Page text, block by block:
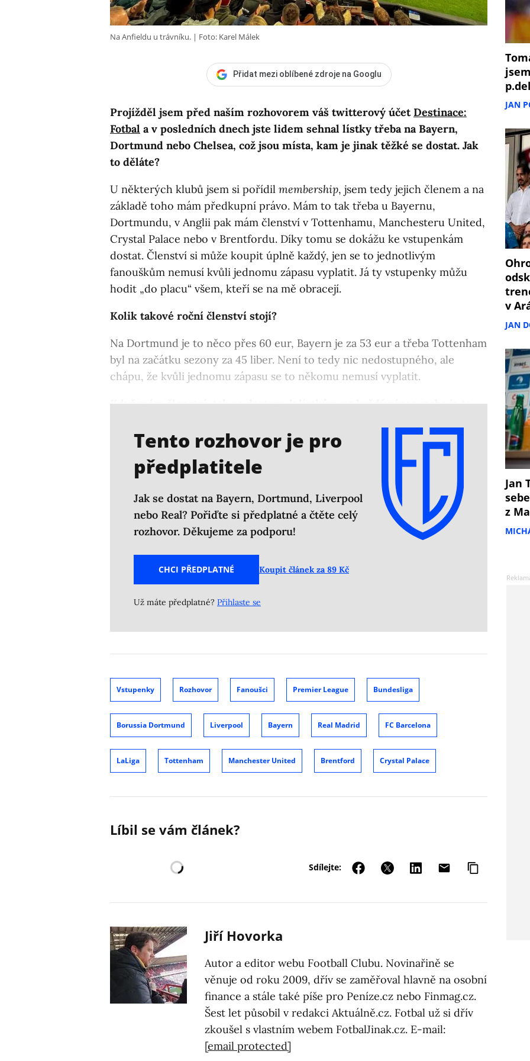
Na Anfieldu u trávníku. Foto: Karel Málek
Přidat mezi oblíbené zdroje na Googlu
Projížděl jsem před naším rozhovorem váš twitterový účet Destinace:
Fotbal a v posledních dnech jste lidem sehnal lístky třeba na Bayern,
Dortmund nebo Chelsea, což jsou místa, kam je jinak těžké se dostat. Jak
to děláte?
U některých klubů jsem si pořídil membership, jsem tedy jejich členem a na
základě toho mám předkupní právo. Mám to tak třeba u Bayernu,
Dortmundu, v Anglii pak mám členství v Tottenhamu, Manchesteru United,
Crystal Palace nebo v Brentfordu. Díky tomu se dokážu ke vstupenkám
dostat. Členství si může koupit úplně každý, jen se to jednotlivým
fanouškům nemusí kvůli jednomu zápasu vyplatit. Já ty vstupenky můžu
hodit „do placu“ všem, kteří se na mě obracejí.
Kolik takové roční členství stojí?
Na Dortmund je to něco přes 60 eur, Bayern je za 53 eur a třeba Tottenham
byl na začátku sezony za 45 liber. Není to tedy nic nedostupného, ale
chápu, že kvůli jednomu zápasu se to někomu nemusí vyplatit.
Když mám členství, tak se dostanu k lístkům na každý zápas, nebo je to
Tento rozhovor je pro
předplatitele
Jak se dostat na Bayern, Dortmund, Liverpool
nebo Real? Pořiďte si předplatné a čtěte celý
rozhovor. Děkujeme za podporu!
CHCI PŘEDPLATNÉ Koupit článek za 89 Kč
Už máte předplatné? Přihlaste se
Vstupenky Rozhovor Fanoušci Premier League Bundesliga
Borussia Dortmund Liverpool Bayern Real Madrid FC Barcelona
LaLiga Tottenham Manchester United Brentford Crystal Palace
Líbil se vám článek?
Sdílejte:
Jiří Hovorka
Autor a editor webu Football Clubu. Novinařině se
věnuje od roku 2009, dřív se zaměřoval hlavně na osobní
finance a stále také píše pro Peníze.cz nebo Finmag.cz.
Šest let působil v redakci Aktuálně.cz. Fotbal už si dřív
zkoušel s vlastním webem FotbalJinak.cz. E-mail:
[email protected]
p.del
JAN
v
JAN
Jan
z